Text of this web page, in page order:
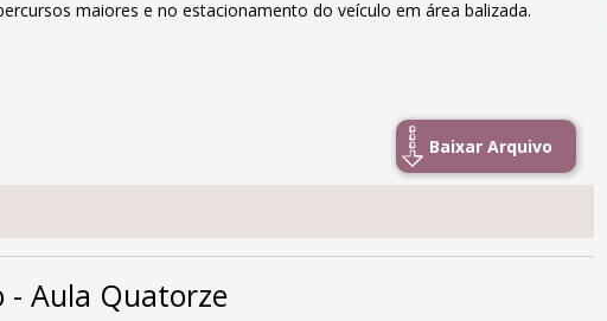
maiores e no estacionamento do veículo em área balizada.
Baixar Arquivo
- Aula Quatorze